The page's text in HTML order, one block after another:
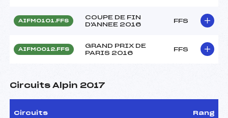
AIFM0101.FFS
COUPE DE FIN
D'ANNEE 2016
FFS
AIFM0012.FFS
GRAND PRIX DE
PARIS 2016
FFS
Circuits Alpin 2017
Circuits Rang